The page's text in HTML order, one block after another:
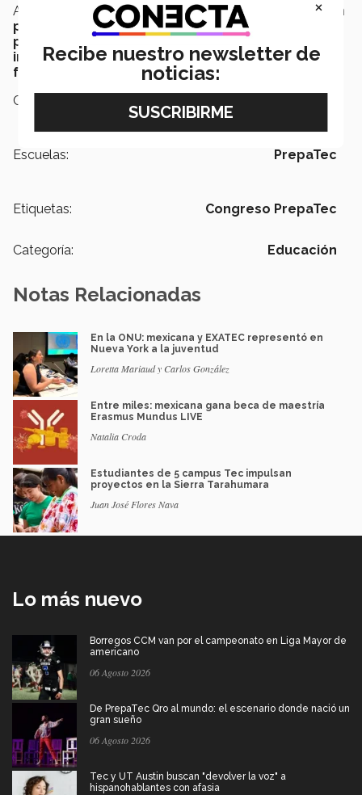
Así es como se cierraotra semana en PrepaTec: con
proyectos reales, ideas emprendedoras,
ponencias fuera de lo habitual y mucha
innovación; evidentemente siempre inculcando la
formación integral
de los alumnos.
Campus:
Escuelas: PrepaTec
Etiquetas: Congreso PrepaTec
Categoría: Educación
Notas Relacionadas
En la ONU: mexicana y EXATEC representó en
Nueva York a la juventud
Loretta Mariaud y Carlos González
Entre miles: mexicana gana beca de maestría
Erasmus Mundus LIVE
Natalia Croda
Estudiantes de 5 campus Tec impulsan
proyectos en la Sierra Tarahumara
Juan José Flores Nava
Lo más nuevo
Borregos CCM van por el campeonato en Liga Mayor de
americano
06 Agosto 2026
De PrepaTec Qro al mundo: el escenario donde nació un
gran sueño
06 Agosto 2026
Tec y UT Austin buscan "devolver la voz" a
hispanohablantes con afasia
×
Recibe nuestro newsletter de
noticias: